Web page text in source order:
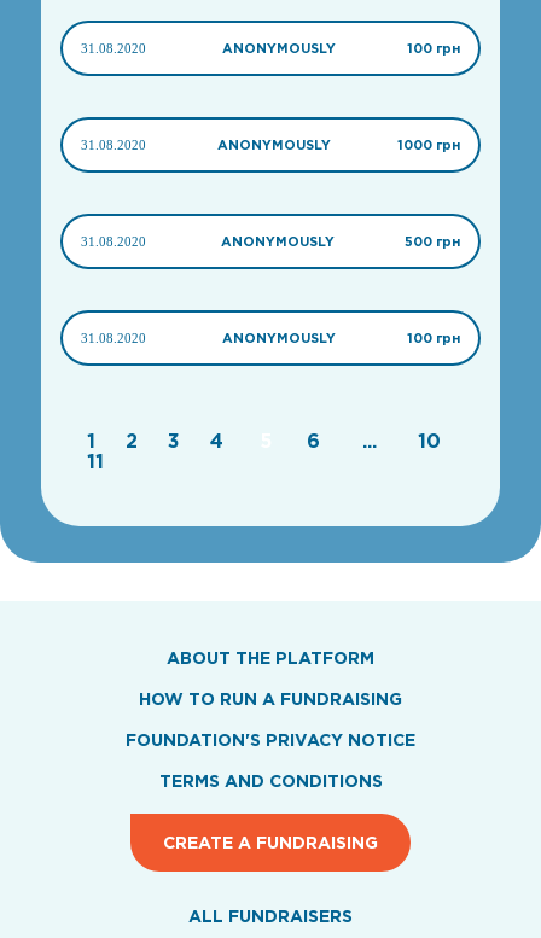
31.08.2020 ANONYMOUSLY 100 грн
31.08.2020 ANONYMOUSLY 1000 грн
31.08.2020 ANONYMOUSLY 500 грн
31.08.2020 ANONYMOUSLY 100 грн
1 2 3 4 6 ...
10
11
ABOUT THE PLATFORM
HOW TO RUN A FUNDRAISING
FOUNDATION'S PRIVACY NOTICE
TERMS AND CONDITIONS
CREATE A FUNDRAISING
ALL FUNDRAISERS